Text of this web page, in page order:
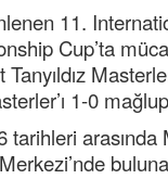
11.
Cup’ta
1-0
tarihleri